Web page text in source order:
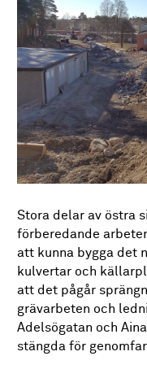
Stora delar av östra
förberedande
att kunna bygga det
kulvertar och
att det pågår
grävarbeten och
Adelsögatan och
stängda för